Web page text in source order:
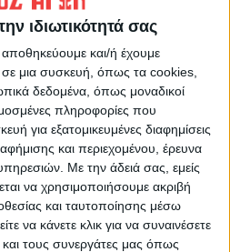
ιδιωτικότητά σας
αποθηκεύουμε και/ή έχουμε
μια συσκευή, όπως τα cookies,
δεδομένα, όπως μοναδικοί
πληροφορίες που
για εξατομικευμένες διαφημίσεις
και περιεχομένου, έρευνα
Με την άδειά σας, εμείς
να χρησιμοποιήσουμε ακριβή
και ταυτοποίησης μέσω
να κάνετε κλικ για να συναινέσετε
τους συνεργάτες μας όπως
θαΔράσεις του ΤΟΕΒ Ταυρωπού
σε Βρυξέλλες και Γαλλία